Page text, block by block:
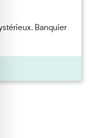
Banquier